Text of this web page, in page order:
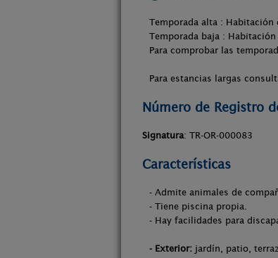
Temporada alta :
Temporada baja :
Para comprobar las
Para estancias largas
Número de Registro
Signatura: TR-OR-000083
Características
- Admite animales de
- Tiene piscina propia.
- Hay facilidades para
- Exterior: jardín, patio,